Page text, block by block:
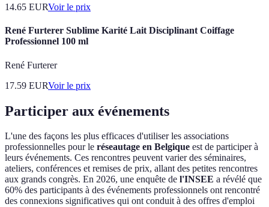
14.65 EURVoir le prix
René Furterer Sublime Karité Lait Disciplinant Coiffage
Professionnel 100 ml
René Furterer
17.59 EURVoir le prix
Participer aux événements
L'une des façons les plus efficaces d'utiliser les associations
professionnelles pour le réseautage en Belgique est de participer à
leurs événements. Ces rencontres peuvent varier des séminaires,
ateliers, conférences et remises de prix, allant des petites rencontres
aux grands congrès. En 2026, une enquête de l'INSEE a révélé que
60% des participants à des événements professionnels ont rencontré
des connexions significatives qui ont conduit à des offres d'emploi